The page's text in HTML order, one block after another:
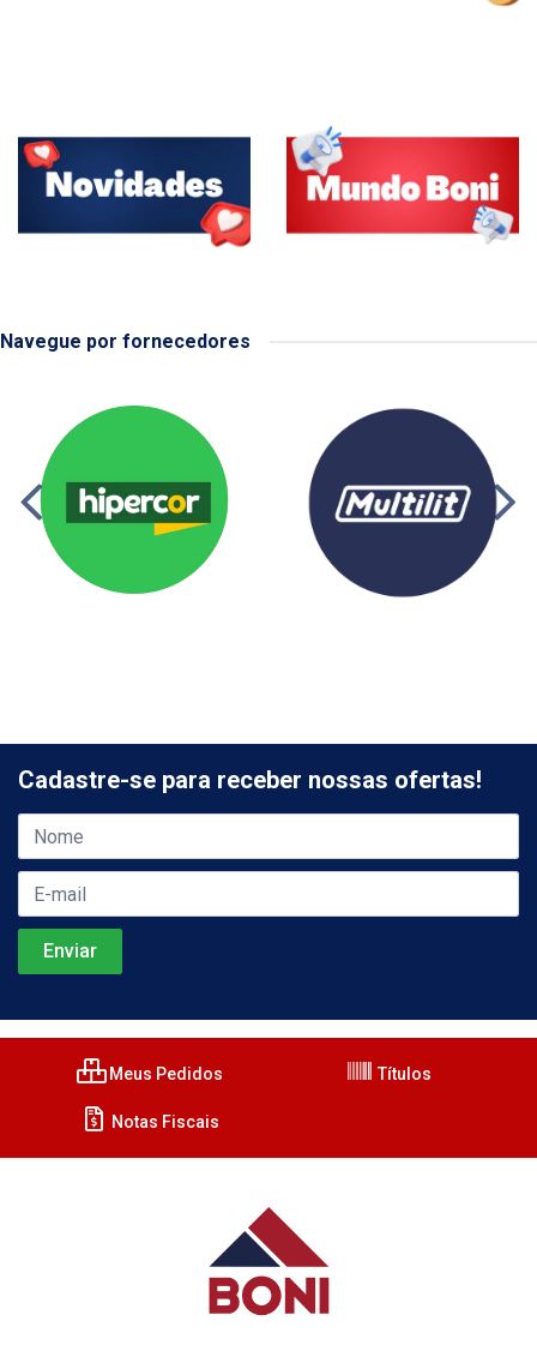
Navegue por fornecedores
Cadastre-se para receber nossas ofertas!
Meus Pedidos Títulos
Notas Fiscais